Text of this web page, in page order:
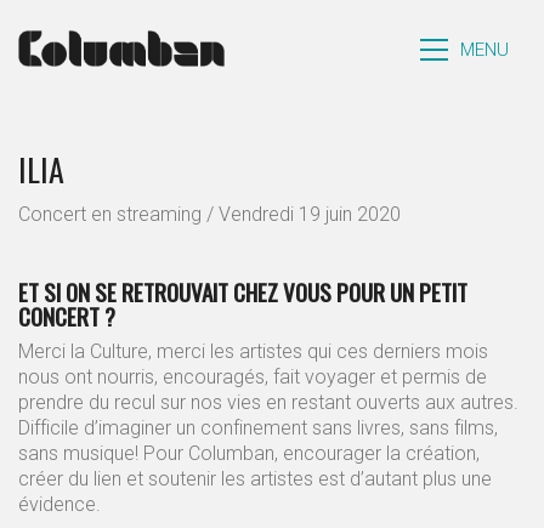
MENU
ILIA
Concert en streaming / Vendredi 19 juin 2020
ET SI ON SE RETROUVAIT CHEZ VOUS POUR UN PETIT
CONCERT ?
Merci la Culture, merci les artistes qui ces derniers mois
nous ont nourris, encouragés, fait voyager et permis de
prendre du recul sur nos vies en restant ouverts aux autres.
Difficile d’imaginer un confinement sans livres, sans films,
sans musique! Pour Columban, encourager la création,
créer du lien et soutenir les artistes est d’autant plus une
évidence.